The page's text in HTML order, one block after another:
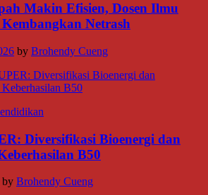
Makin Efisien, Dosen Ilmu
Netrash
by Brohendy Cueng
Diversifikasi Bioenergi dan
B50
by Brohendy Cueng